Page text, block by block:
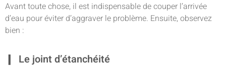
Avant toute chose, il est indispensable de couper l’arrivée
d’eau pour éviter d’aggraver le problème. Ensuite, observez
bien :
Le joint d’étanchéité